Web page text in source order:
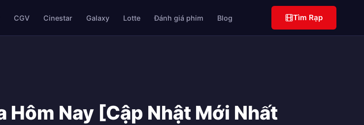
CGV Cinestar Galaxy Lotte Đánh giá phim Blog Tìm Rạp
Nay [Cập Nhật Mới Nhất